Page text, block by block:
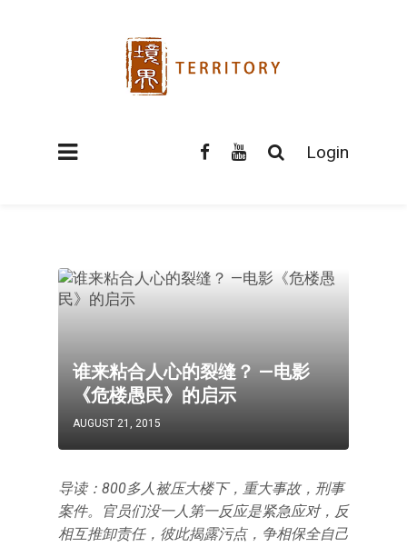
Login
谁来粘合人心的裂缝？ —电影
《危楼愚民》的启示
AUGUST 21, 2015
导读：800多人被压大楼下，重大事故，刑事
案件。官员们没一人第一反应是紧急应对，反
相互推卸责任，彼此揭露污点，争相保全自己